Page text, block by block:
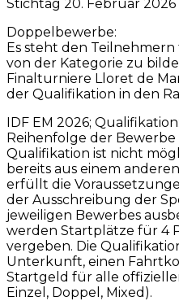
Stichtag 20. Februar 2026
Doppelbewerbe:
Es steht den Teilnehmern
von der Kategorie zu
Finalturniere Lloret de
der Qualifikation in den
IDF EM 2026;
Reihenfolge der
Qualifikation ist nicht
bereits aus einem
erfüllt die
der Ausschreibung der
jeweiligen Bewerbes
werden Startplätze für 4
vergeben. Die
Unterkunft, einen
Startgeld für alle
Einzel, Doppel, Mixed).